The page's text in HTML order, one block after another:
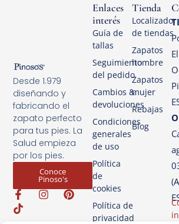
Desde 1.979
diseñando y
fabricando el
zapato perfecto
para tus pies. La
Salud empieza
por los pies.
Conoce
Pinoso's
Tienda
Localizador
de tiendas
Zapatos
hombre
Zapatos
mujer
Rebajas
Blog
Enlaces
interés
Guía de
tallas
Seguimiento
del pedido
Cambios &
devoluciones
Condiciones
generales
de uso
Política
de
cookies
Política de
privacidad